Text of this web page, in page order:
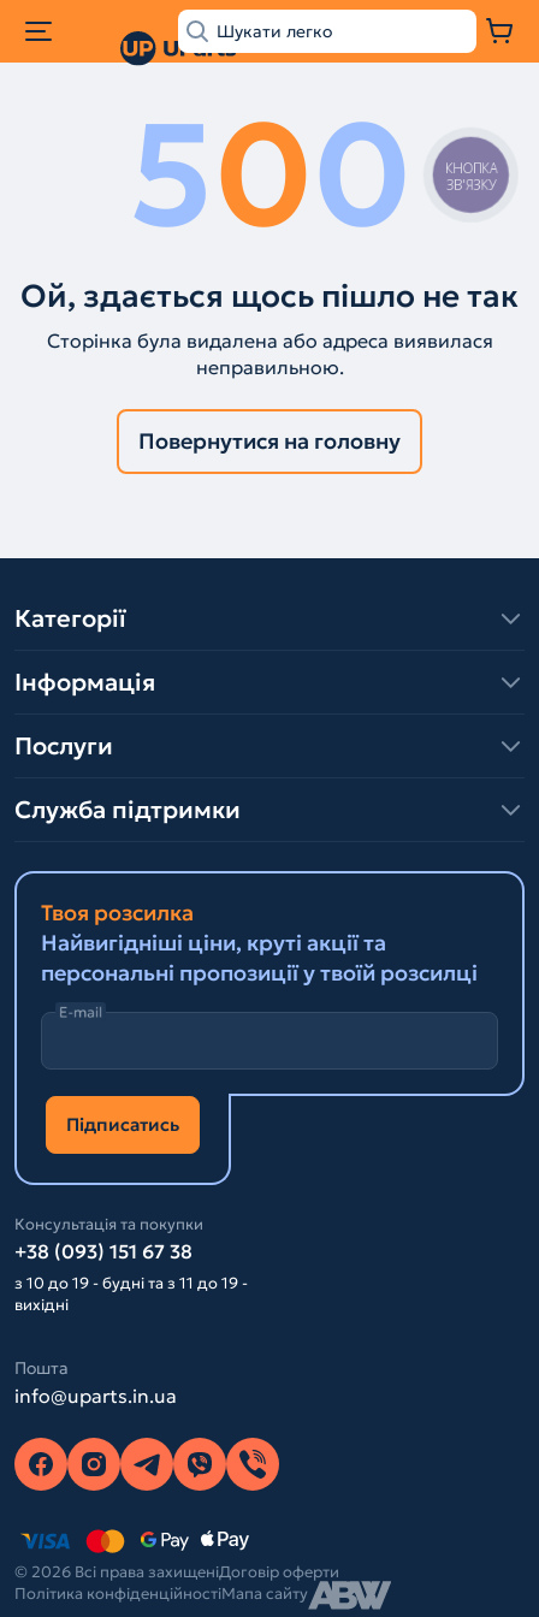
500
Ой, здається щось пішло не так
Сторінка була видалена або адреса виявилася
неправильною.
Повернутися на головну
Категорії
Інформація
Послуги
Служба підтримки
Твоя розсилка
Найвигідніші ціни, круті акції та
персональні пропозиції у твоїй розсилці
E-mail
Підписатись
Консультація та покупки
+38 (093) 151 67 38
з 10 до 19 - будні та з 11 до 19 -
вихідні
Пошта
info@uparts.in.ua
© 2026 Всі права захищеніДоговір оферти
Політика конфіденційностіМапа сайту
КНОПКА
ЗВ'ЯЗКУ